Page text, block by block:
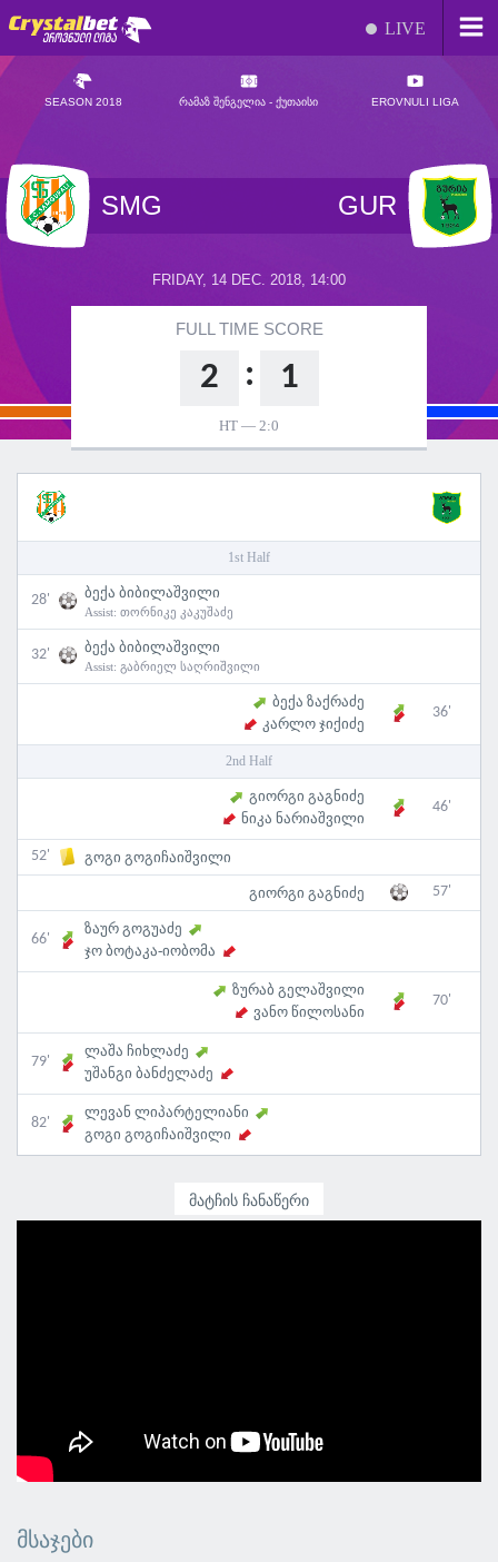
LIVE
SEASON 2018 ᲠᲐᲛᲐᲖ ᲨᲔᲜᲒᲔᲚᲘᲐ - ᲥᲣᲗᲐᲘᲡᲘ EROVNULI LIGA
SMG GUR
FRIDAY, 14 DEC. 2018, 14:00
FULL TIME SCORE
2 : 1
HT — 2:0
1st Half
28' ბექა ბიბილაშვილი
Assist: თორნიკე კაკუშაძე
32' ბექა ბიბილაშვილი
Assist: გაბრიელ საღრიშვილი
ბექა ზაქრაძე
კარლო ჯიქიძე
36'
2nd Half
გიორგი გაგნიძე
ნიკა ნარიაშვილი
46'
52' გოგი გოგიჩაიშვილი
გიორგი გაგნიძე 57'
66'
ზაურ გოგუაძე
ჯო ბოტაკა-იობომა
ზურაბ გელაშვილი
ვანო წილოსანი
70'
79'
ლაშა ჩიხლაძე
უშანგი ბანძელაძე
82'
ლევან ლიპარტელიანი
გოგი გოგიჩაიშვილი
ᲛᲐᲢᲩᲘᲡ ᲩᲐᲜᲐᲬᲔᲠᲘ
ᲛᲡᲐᲯᲔᲑᲘ